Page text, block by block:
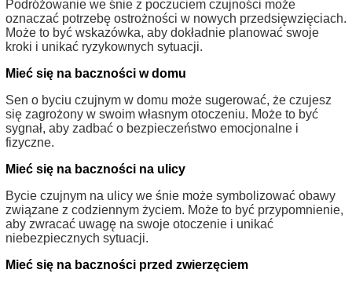
Podróżowanie we śnie z poczuciem czujności może
oznaczać potrzebę ostrożności w nowych przedsięwzięciach.
Może to być wskazówka, aby dokładnie planować swoje
kroki i unikać ryzykownych sytuacji.
Mieć się na baczności w domu
Sen o byciu czujnym w domu może sugerować, że czujesz
się zagrożony w swoim własnym otoczeniu. Może to być
sygnał, aby zadbać o bezpieczeństwo emocjonalne i
fizyczne.
Mieć się na baczności na ulicy
Bycie czujnym na ulicy we śnie może symbolizować obawy
związane z codziennym życiem. Może to być przypomnienie,
aby zwracać uwagę na swoje otoczenie i unikać
niebezpiecznych sytuacji.
Mieć się na baczności przed zwierzęciem